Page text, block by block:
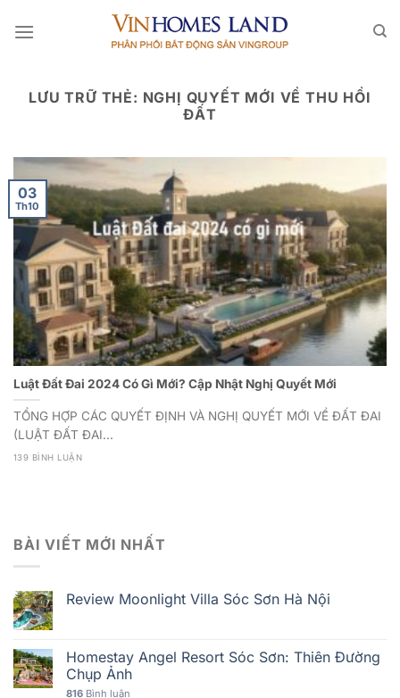
qua
LƯU TRỮ THẺ: NGHỊ QUYẾT MỚI VỀ THU HỒI
ĐẤT
Luật Đất Đai 2024 Có Gì Mới? Cập Nhật Nghị Quyết Mới
TỔNG HỢP CÁC QUYẾT ĐỊNH VÀ NGHỊ QUYẾT MỚI VỀ ĐẤT ĐAI
(LUẬT ĐẤT ĐAI...
139 BÌNH LUẬN
03
Th10
BÀI VIẾT MỚI NHẤT
Review Moonlight Villa Sóc Sơn Hà Nội
Homestay Angel Resort Sóc Sơn: Thiên Đường
Chụp Ảnh
816 Bình luận